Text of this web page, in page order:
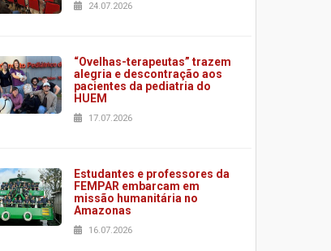
24.07.2026
“Ovelhas-terapeutas” trazem
alegria e descontração aos
pacientes da pediatria do
HUEM
17.07.2026
Estudantes e professores da
FEMPAR embarcam em
missão humanitária no
Amazonas
16.07.2026